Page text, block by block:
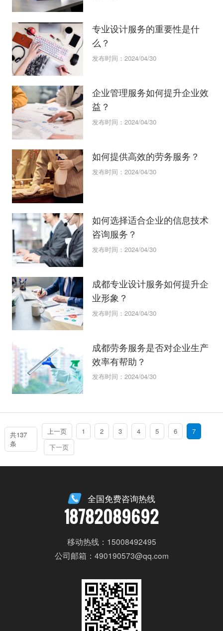
专业设计服务的重要性是什
么？
发布时间：2024/04/30
企业管理服务如何提升企业效
益？
发布时间：2024/04/30
如何提供高效的劳务服务？
发布时间：2024/04/30
如何选择适合企业的信息技术
咨询服务？
发布时间：2024/04/30
成都专业设计服务如何提升企
业形象？
发布时间：2024/04/30
成都劳务服务是否对企业生产
效率有帮助？
发布时间：2024/04/30
共137
条
上一页 1 2 3 4 5 6
7
下一页
全国免费咨询热线
18782089692
移动热线：15008492495
公司邮箱：490190573@qq.com